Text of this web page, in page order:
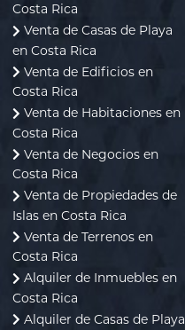
Costa Rica
Venta de Casas de Playa
en Costa Rica
Venta de Edificios en
Costa Rica
Venta de Habitaciones en
Costa Rica
Venta de Negocios en
Costa Rica
Venta de Propiedades de
Islas en Costa Rica
Venta de Terrenos en
Costa Rica
Alquiler de Inmuebles en
Costa Rica
Alquiler de Casas de Playa